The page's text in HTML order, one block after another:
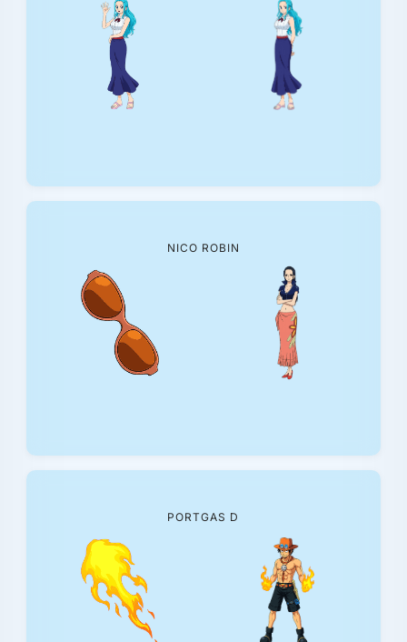
NICO ROBIN
PORTGAS D